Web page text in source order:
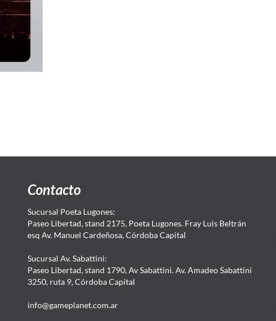
Contacto
Sucursal Poeta Lugones:
Paseo Libertad, stand 2175, Poeta Lugones. Fray Luis Beltrán
esq Av. Manuel Cardeñosa, Córdoba Capital
Sucursal Av. Sabattini:
Paseo Libertad, stand 1790, Av Sabattini. Av. Amadeo Sabattini
3250, ruta 9, Córdoba Capital
info@gameplanet.com.ar